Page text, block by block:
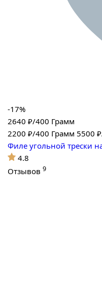
-17%
2640 ₽/400 Грамм
2200 ₽/400 Грамм 5500
Филе угольной трески
4.8
Отзывов 9